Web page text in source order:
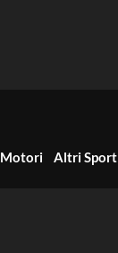
Motori Altri Sport